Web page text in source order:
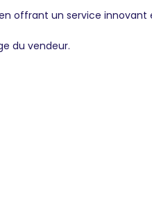
offrant un service
du vendeur.